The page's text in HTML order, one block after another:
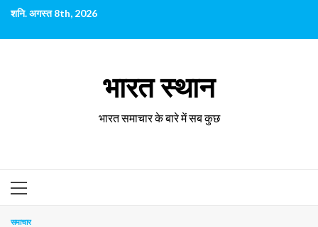
छोड़कर
पर
शनि. अगस्त 8th, 2026
भारत स्थान
भारत समाचार के बारे में सब कुछ
प्राथमिक
समाचार